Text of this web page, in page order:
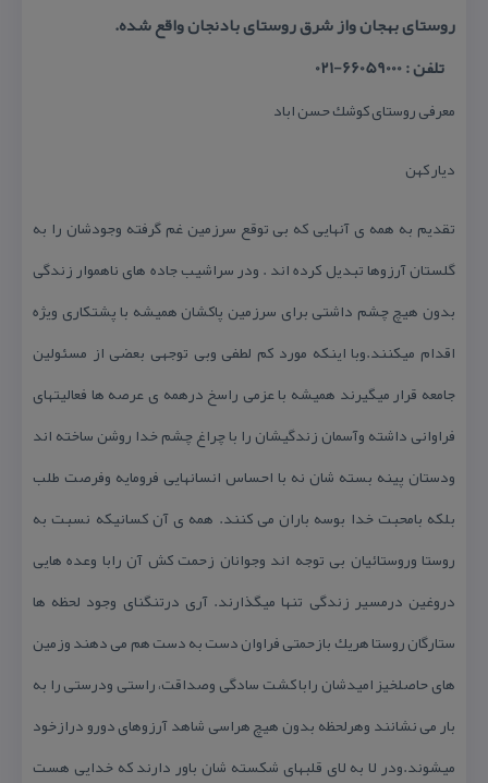
روستای بهجان واز شرق روستای بادنجان واقع شده.
تلفن : 66059000-021
معرفی روستای كوشك حسن اباد
دیار كهن
تقدیم به همه ی آنهایی كه بی توقع سرزمین غم گرفته وجودشان را به
گلستان آرزوها تبدیل كرده اند . ودر سراشیب جاده های ناهموار زندگی
بدون هیچ چشم داشتی برای سرزمین پاكشان همیشه با پشتكاری ویژه
اقدام میكنند.وبا اینكه مورد كم لطفی وبی توجهی بعضی از مسئولین
جامعه قرار میگیرند همیشه با عزمی راسخ درهمه ی عرصه ها فعالیتهای
فراوانی داشته وآسمان زندگیشان را با چراغ چشم خدا روشن ساخته اند
ودستان پینه بسته شان نه با احساس انسانهایی فرومایه وفرصت طلب
بلكه بامحبت خدا بوسه باران می كنند. همه ی آن كسانیكه نسبت به
روستا وروستائیان بی توجه اند وجوانان زحمت كش آن رابا وعده هایی
دروغین درمسیر زندگی تنها میگذارند. آری درتنگنای وجود لحظه ها
ستارگان روستا هریك بازحمتی فراوان دست به دست هم می دهند وزمین
های حاصلخیز امیدشان رابا كشت سادگی وصداقت، راستی ودرستی را به
بار می نشانند وهرلحظه بدون هیچ هراسی شاهد آرزوهای دورو درازخود
میشوند.ودر لا به لای قلبهای شكسته شان باور دارند كه خدایی هست